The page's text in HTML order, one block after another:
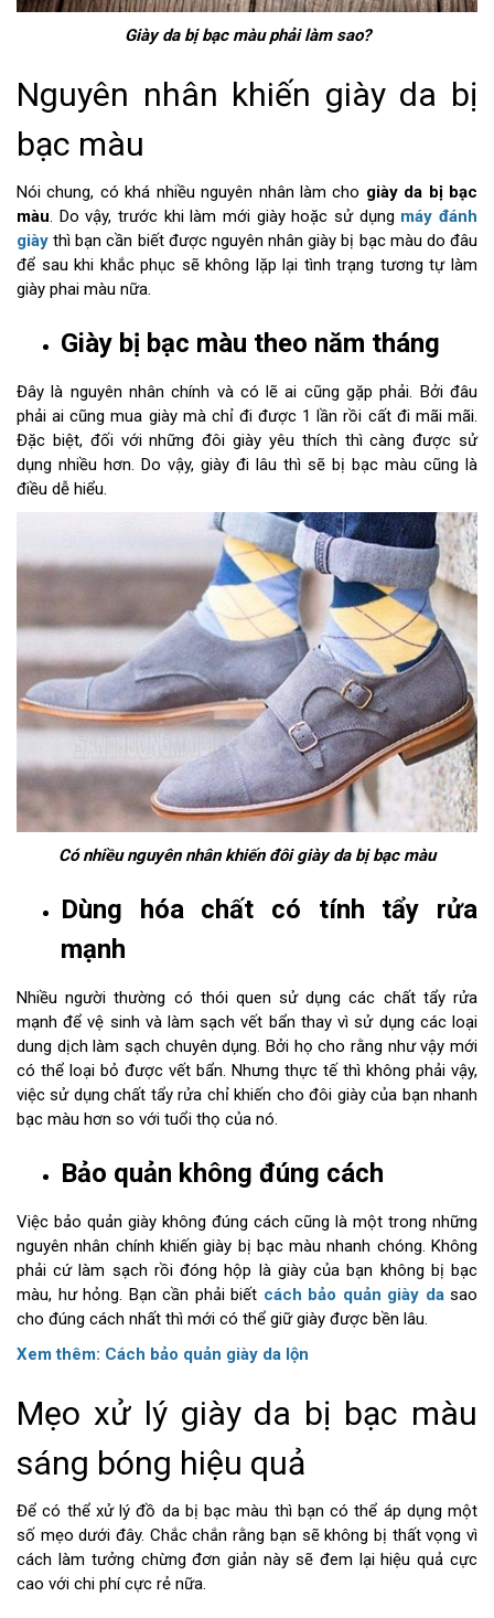
Giày da bị bạc màu phải làm sao?
Nguyên nhân khiến giày da bị
bạc màu
Nói chung, có khá nhiều nguyên nhân làm cho giày da bị bạc
màu. Do vậy, trước khi làm mới giày hoặc sử dụng máy đánh
giày thì bạn cần biết được nguyên nhân giày bị bạc màu do đâu
để sau khi khắc phục sẽ không lặp lại tình trạng tương tự làm
giày phai màu nữa.
Giày bị bạc màu theo năm tháng
Đây là nguyên nhân chính và có lẽ ai cũng gặp phải. Bởi đâu
phải ai cũng mua giày mà chỉ đi được 1 lần rồi cất đi mãi mãi.
Đặc biệt, đối với những đôi giày yêu thích thì càng được sử
dụng nhiều hơn. Do vậy, giày đi lâu thì sẽ bị bạc màu cũng là
điều dễ hiểu.
Có nhiều nguyên nhân khiến đôi giày da bị bạc màu
Dùng hóa chất có tính tẩy rửa
mạnh
Nhiều người thường có thói quen sử dụng các chất tẩy rửa
mạnh để vệ sinh và làm sạch vết bẩn thay vì sử dụng các loại
dung dịch làm sạch chuyên dụng. Bởi họ cho rằng như vậy mới
có thể loại bỏ được vết bẩn. Nhưng thực tế thì không phải vậy,
việc sử dụng chất tẩy rửa chỉ khiến cho đôi giày của bạn nhanh
bạc màu hơn so với tuổi thọ của nó.
Bảo quản không đúng cách
Việc bảo quản giày không đúng cách cũng là một trong những
nguyên nhân chính khiến giày bị bạc màu nhanh chóng. Không
phải cứ làm sạch rồi đóng hộp là giày của bạn không bị bạc
màu, hư hỏng. Bạn cần phải biết cách bảo quản giày dasao
cho đúng cách nhất thì mới có thể giữ giày được bền lâu.
Xem thêm: Cách bảo quản giày da lộn
Mẹo xử lý giày da bị bạc màu
sáng bóng hiệu quả
Để có thể xử lý đồ da bị bạc màu thì bạn có thể áp dụng một
số mẹo dưới đây. Chắc chắn rằng bạn sẽ không bị thất vọng vì
cách làm tưởng chừng đơn giản này sẽ đem lại hiệu quả cực
cao với chi phí cực rẻ nữa.